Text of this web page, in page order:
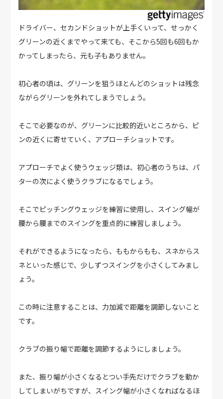
ドライバー、セカンドショットが上手くいって、せっかく
グリーンの近くまでやって来ても、そこから5回も6回もか
かってしまったら、元も子もありません。
初心者の頃は、グリーンを狙うほとんどのショットは残念
ながらグリーンを外れてしまうでしょう。
そこで必要なのが、グリーンに比較的近いところから、ピ
ンの近くに寄せていく、アプローチショットです。
アプローチでよく使うウェッジ類は、初心者のうちは、パ
ターの次によく使うクラブになるでしょう。
そこでピッチングウェッジを練習に使用し、スイング幅が
腰から腰までのスイングを重点的に練習しましょう。
それができるようになったら、ももからもも、スネからス
ネといった感じで、少しずつスイングを小さくしてみまし
ょう。
この時に注意することは、力加減で距離を調節しないこと
です。
クラブの振り幅で距離を調節するようにしましょう。
また、振り幅が小さくなるとつい手先だけでクラブを動か
してしまいがちですが、スイング幅が小さくなればなるほ